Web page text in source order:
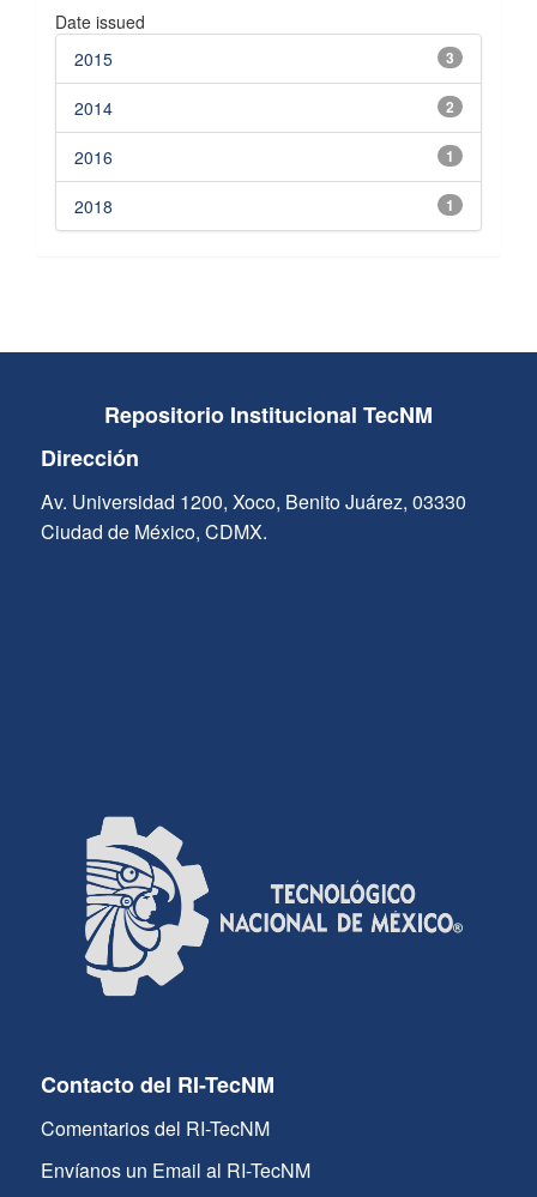
Date issued
3
2015
2
2014
1
2016
1
2018
Repositorio Institucional TecNM
Dirección
Av. Universidad 1200, Xoco, Benito Juárez, 03330
Ciudad de México, CDMX.
Contacto del RI-TecNM
Comentarios del RI-TecNM
Envíanos un Email al RI-TecNM